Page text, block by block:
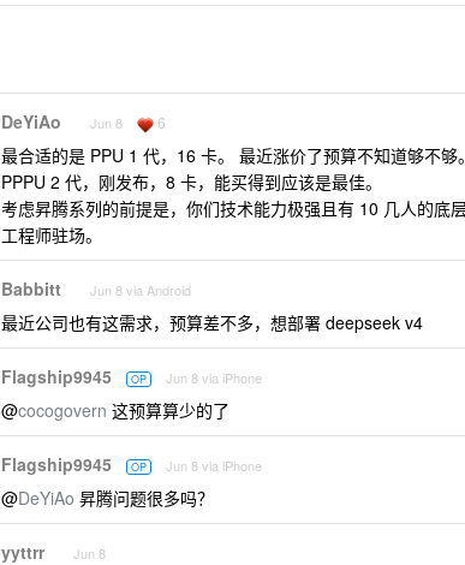
DeYiAo Jun 8 6
最合适的是 PPU 1 代，16 卡。 最近涨价了预算不知道够不够。
PPPU 2 代，刚发布，8 卡，能买得到应该是最佳。
考虑昇腾系列的前提是，你们技术能力极强且有 10 几人的底
工程师驻场。
Babbitt Jun 8 via Android
最近公司也有这需求，预算差不多，想部署 deepseek v4
Flagship9945 OP Jun 8 via iPhone
@cocogovern 这预算算少的了
Flagship9945 OP Jun 8 via iPhone
@DeYiAo 昇腾问题很多吗？
yyttrr Jun 8